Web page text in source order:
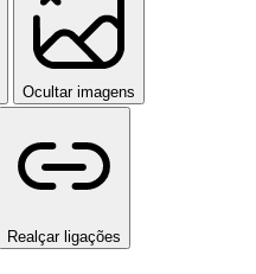
Ocultar imagens
Realçar ligações